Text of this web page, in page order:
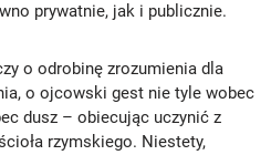
prywatnie, jak i publicznie.
o odrobinę zrozumienia dla
o ojcowski gest nie tyle wobec
dusz – obiecując uczynić z
rzymskiego. Niestety,